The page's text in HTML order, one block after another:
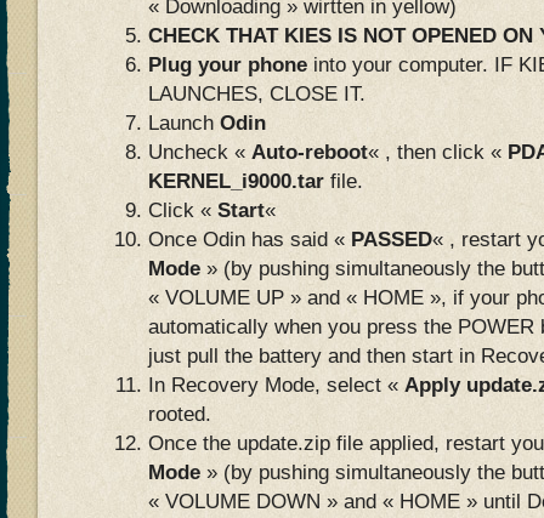
« Downloading » wirtten in yellow)
CHECK THAT KIES IS NOT OPENED ON
Plug your phone into your computer. IF
LAUNCHES, CLOSE IT.
Launch Odin
Uncheck « Auto-reboot« , then click «
KERNEL_i9000.tar file.
Click « Start«
Once Odin has said « PASSED« , restart
Mode » (by pushing simultaneously the
« VOLUME UP » and « HOME », if your
automatically when you press the
just pull the battery and then start in
In Recovery Mode, select « Apply
rooted.
Once the update.zip file applied, restart
Mode » (by pushing simultaneously the
« VOLUME DOWN » and « HOME » until